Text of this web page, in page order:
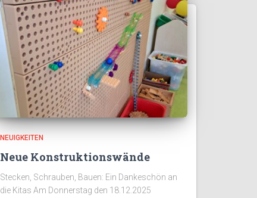
NEUIGKEITEN
Neue Konstruktionswände
Stecken, Schrauben, Bauen: Ein Dankeschön an
die Kitas Am Donnerstag den 18.12.2025